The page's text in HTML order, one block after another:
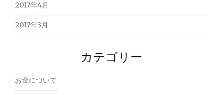
2017年4月
2017年3月
カテゴリー
お金について